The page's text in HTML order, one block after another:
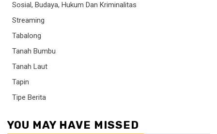
Sosial, Budaya, Hukum Dan Kriminalitas
Streaming
Tabalong
Tanah Bumbu
Tanah Laut
Tapin
Tipe Berita
YOU MAY HAVE MISSED